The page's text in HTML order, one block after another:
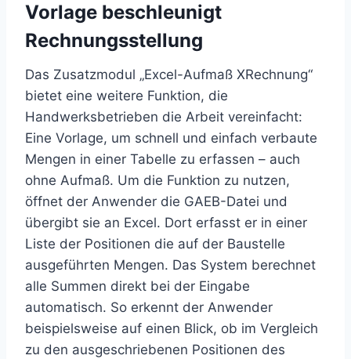
Vorlage beschleunigt
Rechnungsstellung
Das Zusatzmodul „Excel-Aufmaß XRechnung“
bietet eine weitere Funktion, die
Handwerksbetrieben die Arbeit vereinfacht:
Eine Vorlage, um schnell und einfach verbaute
Mengen in einer Tabelle zu erfassen – auch
ohne Aufmaß. Um die Funktion zu nutzen,
öffnet der Anwender die GAEB-Datei und
übergibt sie an Excel. Dort erfasst er in einer
Liste der Positionen die auf der Baustelle
ausgeführten Mengen. Das System berechnet
alle Summen direkt bei der Eingabe
automatisch. So erkennt der Anwender
beispielsweise auf einen Blick, ob im Vergleich
zu den ausgeschriebenen Positionen des